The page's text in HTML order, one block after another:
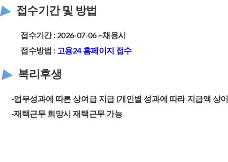
접수기간 및 방법
접수기간 : 2026-07-06 ~채용시
접수방법 : 고용24 홈페이지 접수
복리후생
-업무성과에 따른 상여급 지급 (개인별 성과에 따라 지급액 상
-재택근무 희망시 재택근무 가능